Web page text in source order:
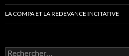
LA COMPA ET LA REDEVANCE INCITATIVE
Rechercher :